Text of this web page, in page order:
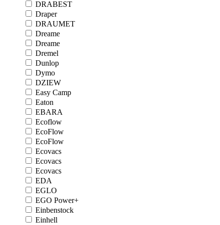
DRABEST
Draper
DRAUMET
Dreame
Dreame
Dremel
Dunlop
Dymo
DZIEW
Easy Camp
Eaton
EBARA
Ecoflow
EcoFlow
EcoFlow
Ecovacs
Ecovacs
Ecovacs
EDA
EGLO
EGO Power+
Einbenstock
Einhell